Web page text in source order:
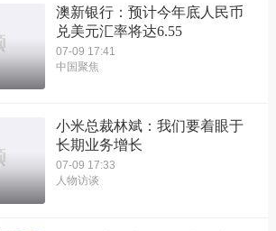
澳新银行：预计今年底人民币
兑美元汇率将达6.55
07-09 17:41
中国聚焦
小米总裁林斌：我们要着眼于
长期业务增长
07-09 17:33
人物访谈